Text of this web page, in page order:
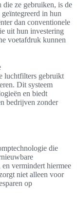
die ze gebruiken, is de
in hun
dan conventionele
uit hun investering
voetafdruk kunnen
luchtfilters gebruikt
Dit systeem
en biedt
bedrijven zonder
die
vermindert hiermee
niet alleen voor
op